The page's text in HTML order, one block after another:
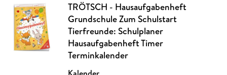
TRÖTSCH - Hausaufgabenheft
Grundschule Zum Schulstart
Tierfreunde: Schulplaner
Hausaufgabenheft Timer
Terminkalender